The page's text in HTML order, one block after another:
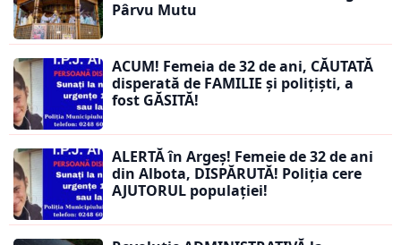
Pârvu Mutu
ACUM! Femeia de 32 de ani, CĂUTATĂ
disperată de FAMILIE și polițiști, a
fost GĂSITĂ!
ALERTĂ în Argeș! Femeie de 32 de ani
din Albota, DISPĂRUTĂ! Poliția cere
AJUTORUL populației!